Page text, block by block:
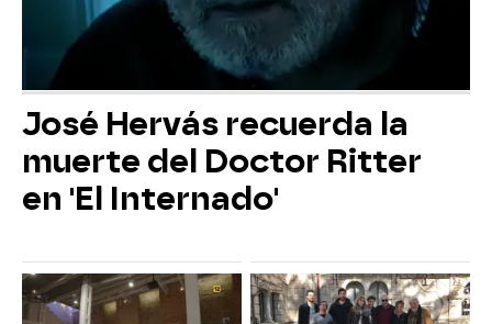
José Hervás recuerda la
muerte del Doctor Ritter
en 'El Internado'